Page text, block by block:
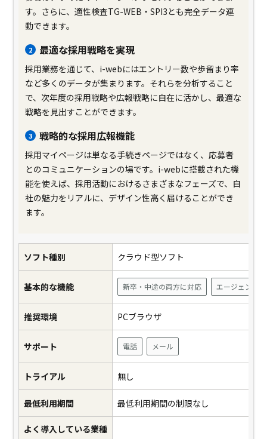
す。さらに、適性検査TG-WEB・SPI3とも完全データ連
動できます。
2 最適な採用戦略を実現
採用業務を通じて、i-webにはエントリー数や歩留まり率
など多くのデータが集まります。それらを分析すること
で、次年度の採用戦略や広報戦略に自在に活かし、最適な
戦略を見出すことができます。
3 戦略的な採用広報機能
採用マイページは単なる手続きページではなく、応募者
とのコミュニケーションの場です。i-webに搭載された機
能を使えば、採用活動におけるさまざまなフェーズで、自
社の魅力をリアルに、デザイン性高く届けることができ
ます。
ソフト種別 クラウド型ソフト
基本的な機能 新卒・中途の両方に対応 エージェント
推奨環境 PCブラウザ
サポート 電話 メール
トライアル 無し
最低利用期間 最低利用期間の制限なし
よく導入している業種